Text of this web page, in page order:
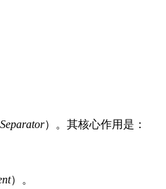
）。其核心作用是：
）。